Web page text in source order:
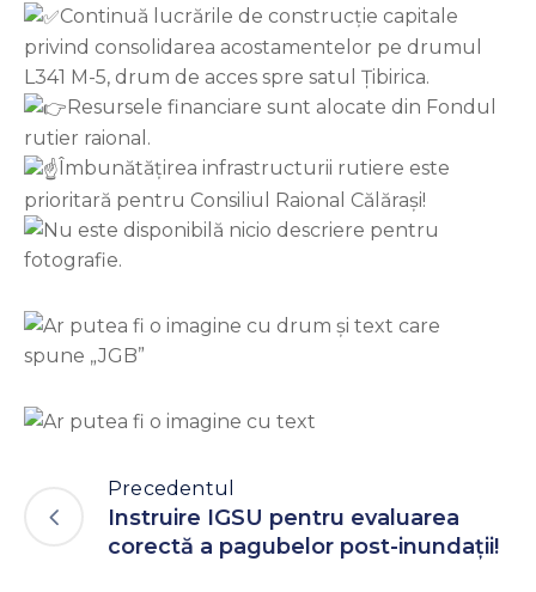
Continuă lucrările de construcție capitale
privind consolidarea acostamentelor pe drumul
L341 M-5, drum de acces spre satul Țibirica.
Resursele financiare sunt alocate din Fondul
rutier raional.
Îmbunătățirea infrastructurii rutiere este
prioritară pentru Consiliul Raional Călărași!
Precedentul
Instruire IGSU pentru evaluarea
corectă a pagubelor post-inundații!